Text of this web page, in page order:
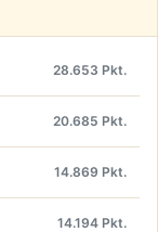
28.653 Pkt.
20.685 Pkt.
14.869 Pkt.
14.194 Pkt.